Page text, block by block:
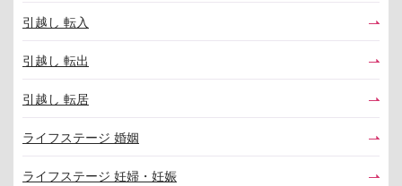
引越し 転入
引越し 転出
引越し 転居
ライフステージ 婚姻
ライフステージ 妊婦・妊娠